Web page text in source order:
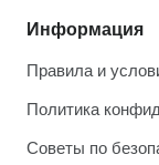
Информация
Правила и
Политика
Советы по